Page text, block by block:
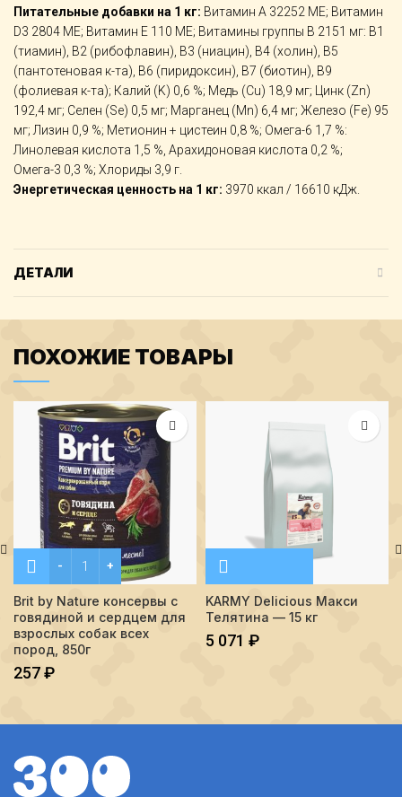
Питательные добавки на 1 кг: Витамин A 32252 МЕ; Витамин
D3 2804 МЕ; Витамин E 110 МЕ; Витамины группы В 2151 мг: В1
(тиамин), В2 (рибофлавин), В3 (ниацин), В4 (холин), В5
(пантотеновая к-та), В6 (пиридоксин), В7 (биотин), В9
(фолиевая к-та); Калий (K) 0,6 %; Медь (Cu) 18,9 мг; Цинк (Zn)
192,4 мг; Селен (Se) 0,5 мг; Марганец (Mn) 6,4 мг; Железо (Fe) 95
мг; Лизин 0,9 %; Метионин + цистеин 0,8 %; Омега-6 1,7 %:
Линолевая кислота 1,5 %, Арахидоновая кислота 0,2 %;
Омега-3 0,3 %; Хлориды 3,9 г.
Энергетическая ценность на 1 кг: 3970 ккал / 16610 кДж.
ДЕТАЛИ
ПОХОЖИЕ ТОВАРЫ
Количество Brit by Nature консервы с говядиной и
Brit by Nature консервы с
говядиной и сердцем для
взрослых собак всех
пород, 850г
257₽
KARMY Delicious Макси
Телятина — 15 кг
5 071 ₽